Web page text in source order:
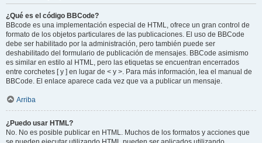
¿Qué es el código BBCode?
BBcode es una implementación especial de HTML, ofrece un gran control de
formato de los objetos particulares de las publicaciones. El uso de BBCode
debe ser habilitado por la administración, pero también puede ser
deshabilitado del formulario de publicación de mensajes. BBCode asimismo
es similar en estilo al HTML, pero las etiquetas se encuentran encerrados
entre corchetes [ y ] en lugar de < y >. Para más información, lea el manual de
BBCode. El enlace aparece cada vez que va a publicar un mensaje.
Arriba
¿Puedo usar HTML?
No. No es posible publicar en HTML. Muchos de los formatos y acciones que